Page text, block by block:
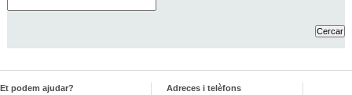
Et podem ajudar?
Adreces i telèfons